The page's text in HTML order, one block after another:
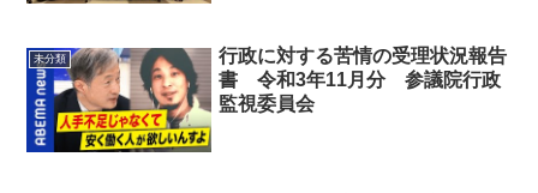
未分類
行政に対する苦情の受理状況報告
書 令和3年11月分 参議院行政
監視委員会